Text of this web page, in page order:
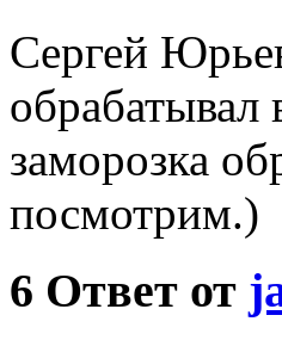
Сергей
обрабатывал
заморозка
посмотрим.)
6 Ответ от